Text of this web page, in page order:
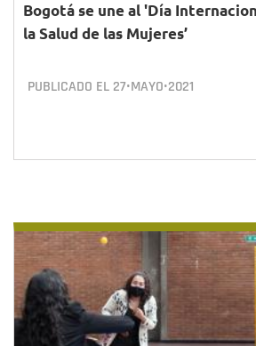
Bogotá se une al 'Día
la Salud de las Mujeres’
PUBLICADO EL 27•MAYO•2021